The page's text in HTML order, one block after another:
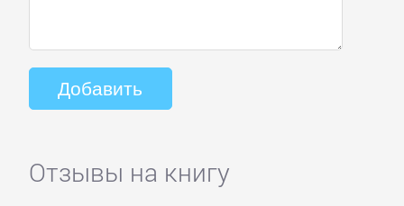
Отзывы на книгу